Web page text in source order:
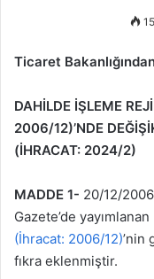
Ticaret
DAHİLDE İŞLEME
2006/12)’NDE
(İHRACAT: 2024/2)
MADDE 1- 20/12/
Gazete’de yayımlanan
(İhracat: 2006/12)’nin
fıkra eklenmiştir.